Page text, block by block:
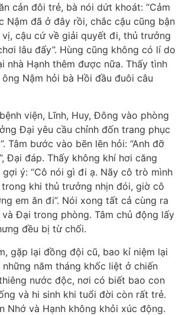
cản đôi trẻ, bà nói dứt khoát: “Cảm
Nậm đã ở đây rồi, chắc cậu cũng bận
cậu cứ về giải quyết đi, thủ trưởng
lâu đấy”. Hùng cũng không có lí do
nhà Hạnh thêm được nữa. Thấy tình
Nậm hỏi bà Hồi đầu đuôi câu
viện, Lĩnh, Huy, Đông vào phòng
Đại yêu cầu chỉnh đốn trang phục
Tâm bước vào bẽn lẽn hỏi: “Anh đỡ
Đại đáp. Thấy không khí hơi căng
ý: “Cô nói gì đi ạ. Nãy cô trò mình
khi thủ trưởng nhịn đói, giờ cô
em ăn đi”. Nói xong tất cả cùng ra
và Đại trong phòng. Tâm chủ động lấy
đều bị từ chối.
gặp lại đồng đội cũ, bao kỉ niệm lại
những năm tháng khốc liệt ở chiến
nước độc, nơi có biết bao con
và hi sinh khi tuổi đời còn rất trẻ.
Nhớ và Hạnh không khỏi xúc động.